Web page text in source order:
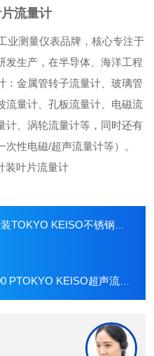
流量计
业测量仪表品牌，核心专注于
发生产，在半导体、海洋工程
：金属管转子流量计、玻璃管
流量计、孔板流量计、电磁流
计、涡轮流量计等，同时还有
性电磁/超声流量计等）。
KEISO不锈钢防爆电磁流量计
KEISO超声流量计东京计装液体测量